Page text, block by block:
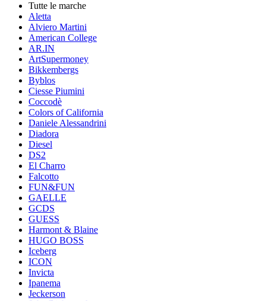
Tutte le marche
Aletta
Alviero Martini
American College
AR.IN
ArtSupermoney
Bikkembergs
Byblos
Ciesse Piumini
Coccodè
Colors of California
Daniele Alessandrini
Diadora
Diesel
DS2
El Charro
Falcotto
FUN&FUN
GAELLE
GCDS
GUESS
Harmont & Blaine
HUGO BOSS
Iceberg
ICON
Invicta
Ipanema
Jeckerson